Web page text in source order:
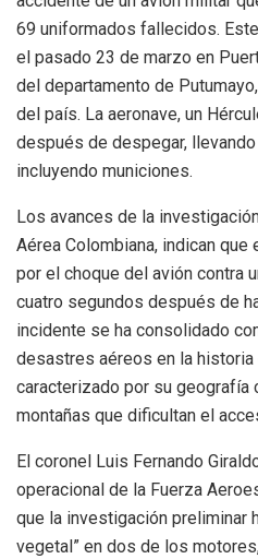
69 uniformados fallecidos.
el pasado 23 de marzo en
del departamento de
del país. La aeronave, un
después de despegar,
incluyendo municiones.
Los avances de la
Aérea Colombiana, indican
por el choque del avión contra
cuatro segundos después de
incidente se ha consolidado
desastres aéreos en la historia
caracterizado por su geografía
montañas que dificultan el
El coronel Luis Fernando
operacional de la Fuerza
que la investigación preliminar
vegetal” en dos de los